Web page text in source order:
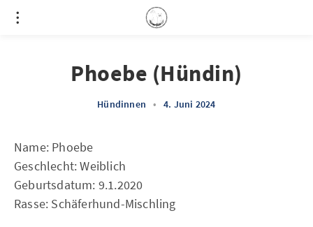
Phoebe (Hündin)
Hündinnen • 4. Juni 2024
Name: Phoebe
Geschlecht: Weiblich
Geburtsdatum: 9.1.2020
Rasse: Schäferhund-Mischling